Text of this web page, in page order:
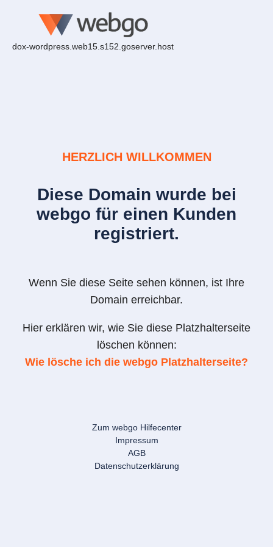
dox-wordpress.web15.s152.goserver.host
HERZLICH WILLKOMMEN
Diese Domain wurde bei
webgo für einen Kunden
registriert.
Wenn Sie diese Seite sehen können, ist Ihre
Domain erreichbar.
Hier erklären wir, wie Sie diese Platzhalterseite
löschen können:
Wie lösche ich die webgo Platzhalterseite?
Zum webgo Hilfecenter
Impressum
AGB
Datenschutzerklärung